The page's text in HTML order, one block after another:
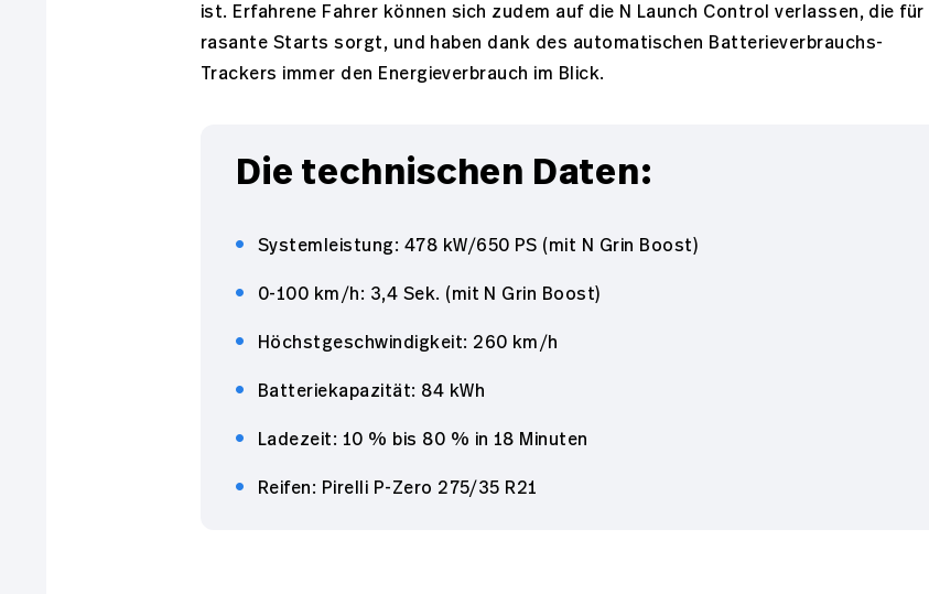
ist. Erfahrene Fahrer können sich zudem auf die N Launch Control verlassen, die für
rasante Starts sorgt, und haben dank des automatischen Batterieverbrauchs-
Trackers immer den Energieverbrauch im Blick.
Die technischen Daten:
Systemleistung: 478 kW/650 PS (mit N Grin Boost)
0-100 km/h: 3,4 Sek. (mit N Grin Boost)
Höchstgeschwindigkeit: 260 km/h
Batteriekapazität: 84 kWh
Ladezeit: 10 % bis 80 % in 18 Minuten
Reifen: Pirelli P-Zero 275/35 R21